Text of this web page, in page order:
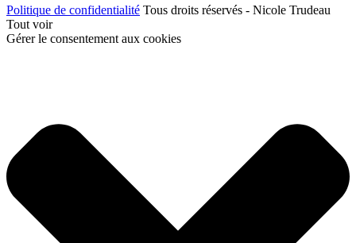
Politique de confidentialité Tous droits réservés - Nicole Trudeau
Tout voir
Gérer le consentement aux cookies